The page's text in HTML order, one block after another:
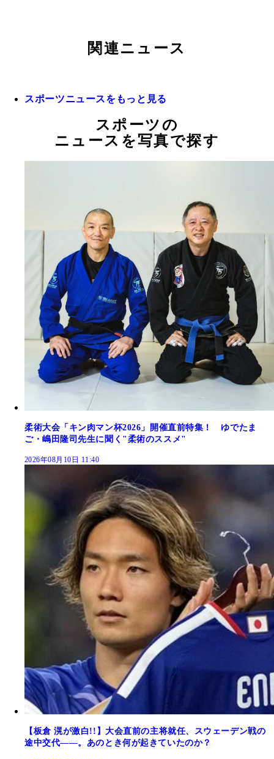
関連ニュース
スポーツニュースをもっと見る
スポーツの
ニュースを写真で探す
柔術大会「キン肉マン杯2026」開催直前特集！ ゆでたま
ご・嶋田隆司先生に聞く"柔術のススメ"
2026年08月10日 11:40
【板倉 滉が激白!!】大会直前の主将就任、スウェーデン戦の
途中交代――。あのとき何が起きていたのか？